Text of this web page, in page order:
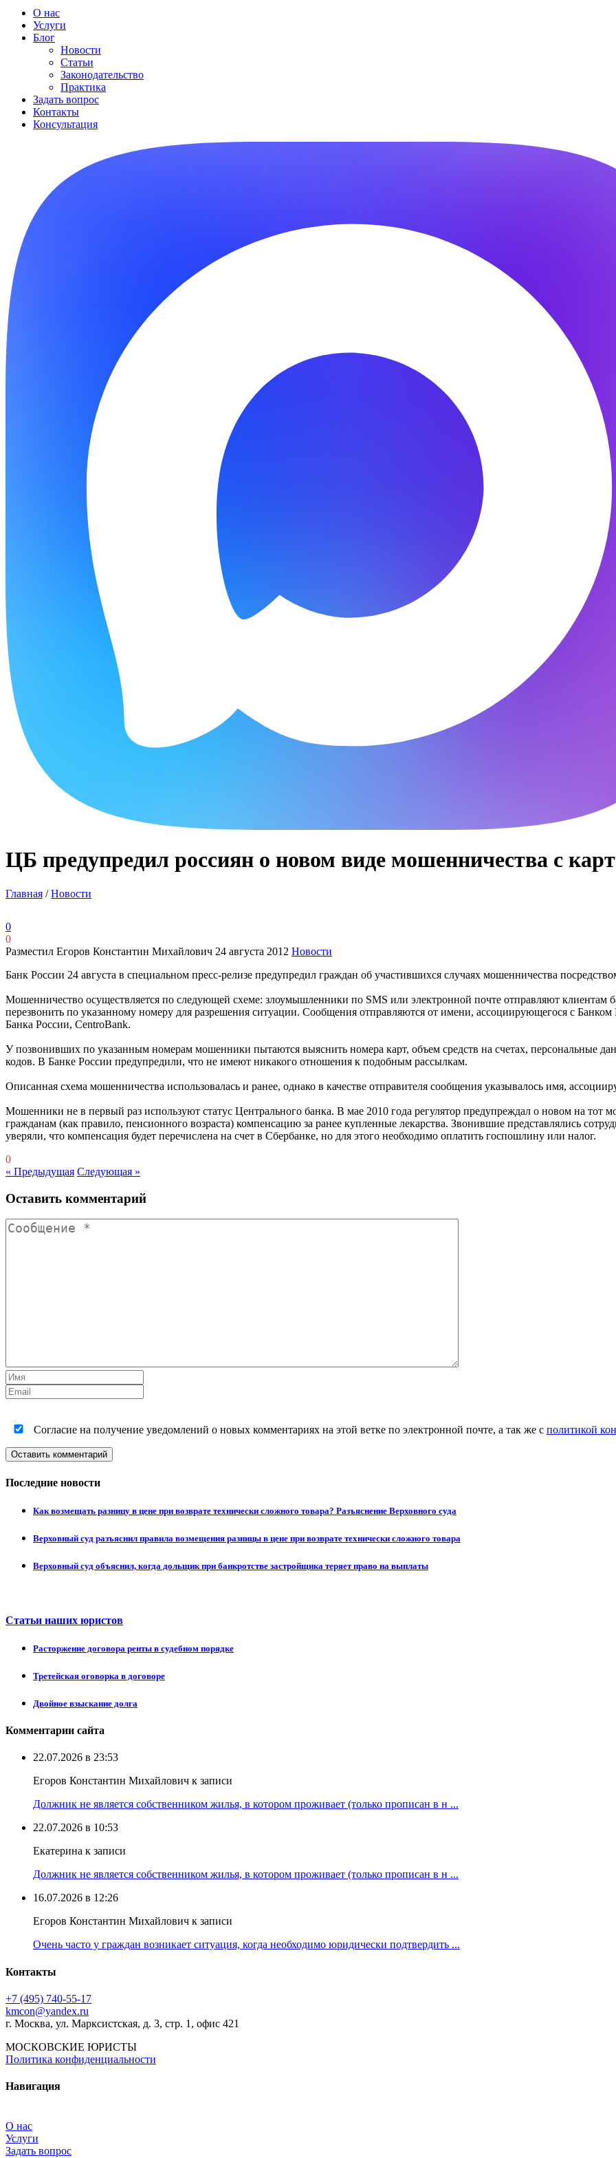
О нас
Услуги
Блог
Новости
Статьи
Законодательство
Практика
Задать вопрос
Контакты
Консультация
ЦБ предупредил россиян о новом виде мошенничества с
Главная /Новости
0
0
Разместил Егоров Константин Михайлович 24 августа 2012 Новости
Банк России 24 августа в специальном пресс-релизе предупредил граждан об участившихся случаях мошенничества
Мошенничество осуществляется по следующей схеме: злоумышленники по SMS или электронной почте отправляют клиентам
перезвонить по указанному номеру для разрешения ситуации. Сообщения отправляются от имени, ассоциирующегося с
Банка России, CentroBank.
У позвонивших по указанным номерам мошенники пытаются выяснить номера карт, объем средств на счетах, персональные
кодов. В Банке России предупредили, что не имеют никакого отношения к подобным рассылкам.
Описанная схема мошенничества использовалась и ранее, однако в качестве отправителя сообщения указывалось имя,
Мошенники не в первый раз используют статус Центрального банка. В мае 2010 года регулятор предупреждал о новом на
гражданам (как правило, пенсионного возраста) компенсацию за ранее купленные лекарства. Звонившие представлялись
уверяли, что компенсация будет перечислена на счет в Сбербанке, но для этого необходимо оплатить госпошлину или налог.
0
« Предыдущая Следующая »
Оставить комментарий
Согласие на получение уведомлений о новых комментариях на этой ветке по электронной почте, а так же с политикой
Оставить комментарий
Последние новости
Как возмещать разницу в цене при возврате технически сложного товара? Разъяснение Верховного суда
Верховный суд разъяснил правила возмещения разницы в цене при возврате технически сложного товара
Верховный суд объяснил, когда дольщик при банкротстве застройщика теряет право на выплаты
Статьи наших юристов
Расторжение договора ренты в судебном порядке
Третейская оговорка в договоре
Двойное взыскание долга
Комментарии сайта
22.07.2026 в 23:53
Егоров Константин Михайлович к записи
Должник не является собственником жилья, в котором проживает (только прописан в н ...
22.07.2026 в 10:53
Екатерина к записи
Должник не является собственником жилья, в котором проживает (только прописан в н ...
16.07.2026 в 12:26
Егоров Константин Михайлович к записи
Очень часто у граждан возникает ситуация, когда необходимо юридически подтвердить ...
Контакты
+7 (495) 740‑55‑17
kmcon@yandex.ru
г. Москва, ул. Марксистская, д. 3, стр. 1, офис 421
МОСКОВСКИЕ ЮРИСТЫ
Политика конфиденциальности
Навигация
О нас
Услуги
Задать вопрос